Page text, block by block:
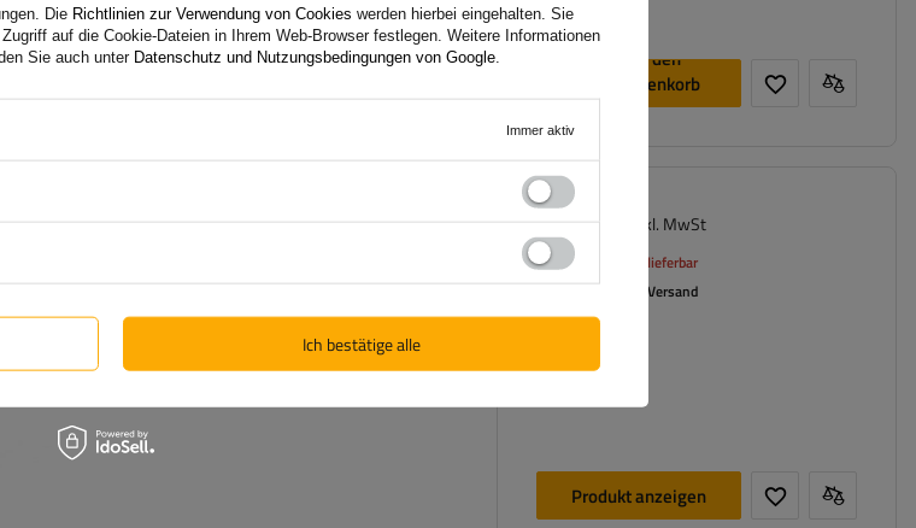
In den
Warenkorb
legen
202,00 € inkl. MwSt
Aktuell nicht lieferbar
Individuelles Versand
Produkt anzeigen
Die Richtlinien zur Verwendung von Cookies werden hierbei eingehalten. Sie
auf die Cookie-Dateien in Ihrem Web-Browser festlegen. Weitere Informationen
Sie auch unter Datenschutz und Nutzungsbedingungen von Google
Immer aktiv
Ich bestätige alle